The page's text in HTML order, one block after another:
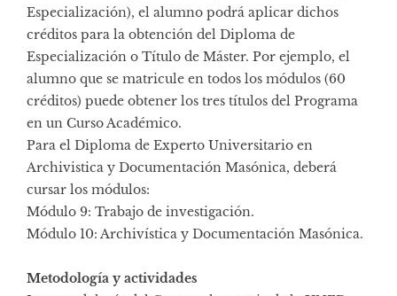
Especialización), el alumno podrá aplicar dichos
créditos para la obtención del Diploma de
Especialización o Título de Máster. Por ejemplo, el
alumno que se matricule en todos los módulos (60
créditos) puede obtener los tres títulos del Programa
en un Curso Académico.
Para el Diploma de Experto Universitario en
Archivistica y Documentación Masónica, deberá
cursar los módulos:
Módulo 9: Trabajo de investigación.
Módulo 10: Archivística y Documentación Masónica.
Metodología y actividades